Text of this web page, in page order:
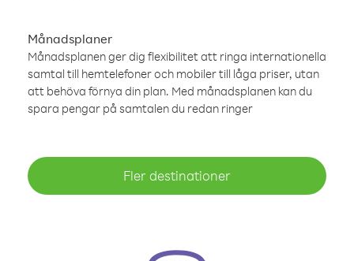
Månadsplaner
Månadsplanen ger dig flexibilitet att ringa internationella
samtal till hemtelefoner och mobiler till låga priser, utan
att behöva förnya din plan. Med månadsplanen kan du
spara pengar på samtalen du redan ringer
Fler destinationer